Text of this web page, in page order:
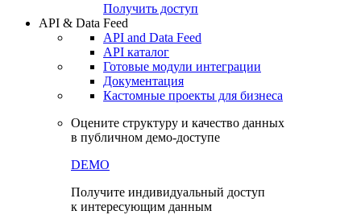
Получить доступ
API & Data Feed
API and Data Feed
API каталог
Готовые модули интеграции
Документация
Кастомные проекты для бизнеса
Оцените структуру и качество данных
в публичном демо-доступе
DEMO
Получите индивидуальный доступ
к интересующим данным